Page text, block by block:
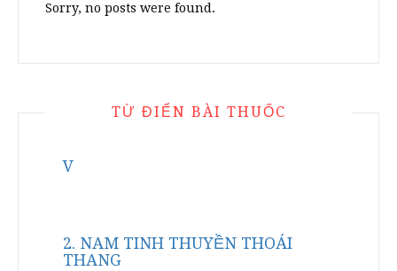
Sorry, no posts were found.
TỪ ĐIỂN BÀI THUỐC
V
2. NAM TINH THUYỀN THOÁI
THANG